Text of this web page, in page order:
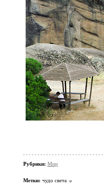
Рубрики: Мир
Метки: чудо света